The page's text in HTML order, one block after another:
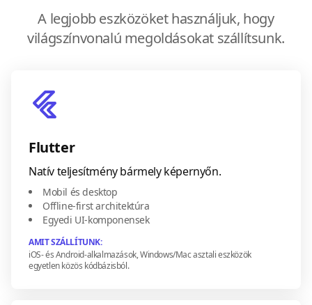
A legjobb eszközöket használjuk, hogy
világszínvonalú megoldásokat szállítsunk.
Flutter
Natív teljesítmény bármely képernyőn.
Mobil és desktop
Offline-first architektúra
Egyedi UI-komponensek
AMIT SZÁLLÍTUNK:
iOS- és Android-alkalmazások, Windows/Mac asztali eszközök
egyetlen közös kódbázisból.